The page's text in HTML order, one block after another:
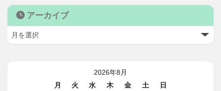
アーカイブ
2026年8月
月
火 水 木 金 土 日